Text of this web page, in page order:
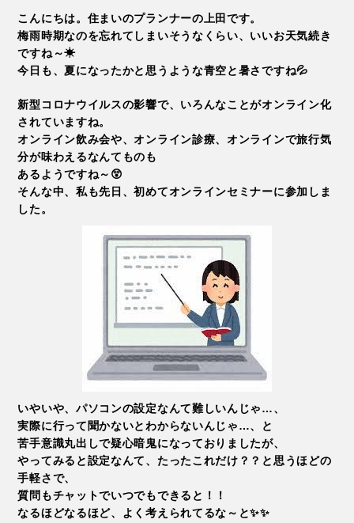
こんにちは。住まいのプランナーの上田です。
梅雨時期なのを忘れてしまいそうなくらい、いいお天気続き
ですね～☀
今日も、夏になったかと思うような青空と暑さですね💦
新型コロナウイルスの影響で、いろんなことがオンライン化
されていますね。
オンライン飲み会や、オンライン診療、オンラインで旅行気
分が味わえるなんてものも
あるようですね～😲
そんな中、私も先日、初めてオンラインセミナーに参加しま
した。
いやいや、パソコンの設定なんて難しいんじゃ…、
実際に行って聞かないとわからないんじゃ…、と
苦手意識丸出しで疑心暗鬼になっておりましたが、
やってみると設定なんて、たったこれだけ？？と思うほどの
手軽さで、
質問もチャットでいつでもできると！！
なるほどなるほど、よく考えられてるな～と✨✨